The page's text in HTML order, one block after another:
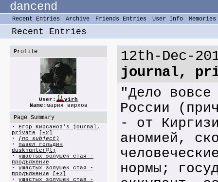
dancend
Recent Entries Archive Friends Entries User Info Memories
Recent Entries
Profile
User:
virh
Name: мария вирхов
Page Summary
· Егор Кирсанов's journal,
private
[+2]
· (no subject)
· павел гольдин
duskhunter@lj
· ушастых золушек стая -
продължение
· ушастых золушек стая -
продължение
[+2]
· ушастых золушек стая -
12th-Dec-
journal,
"Дело
России
- от
аномией,
нормы;